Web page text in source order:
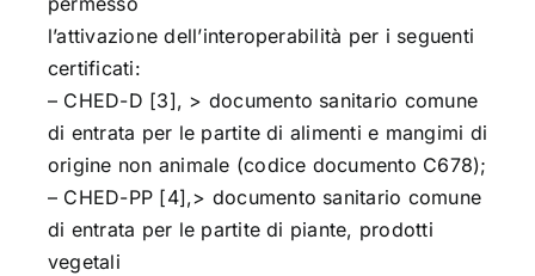
l’attivazione dell’interoperabilità per i seguenti
certificati:
– CHED-D [3], > documento sanitario comune
di entrata per le partite di alimenti e mangimi di
origine non animale (codice documento C678);
– CHED-PP [4],> documento sanitario comune
di entrata per le partite di piante, prodotti
vegetali